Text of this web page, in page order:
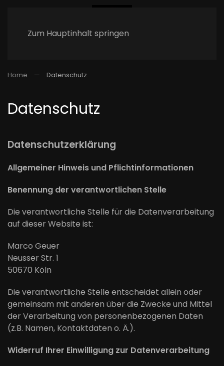
Zum Hauptinhalt springen
Home Datenschutz
Datenschutz
Datenschutzerklärung
Allgemeiner Hinweis und Pflichtinformationen
Benennung der verantwortlichen Stelle
Die verantwortliche Stelle für die Datenverarbeitung
auf dieser Website ist:
Marco Geuer
Neusser Str. 1
50670 Köln
Die verantwortliche Stelle entscheidet allein oder
gemeinsam mit anderen über die Zwecke und Mittel
der Verarbeitung von personenbezogenen Daten
(z.B. Namen, Kontaktdaten o. Ä.).
Widerruf Ihrer Einwilligung zur Datenverarbeitung